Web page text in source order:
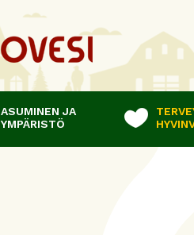
ASUMINEN JA
YMPÄRISTÖ